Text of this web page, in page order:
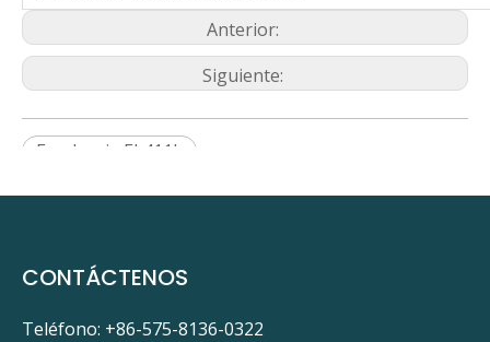
Anterior:
Siguiente:
Excelencia EL411L
Servicios de tratamiento de agua ATS4-450
Glasco L-062418
Horizontes ideales SVEH-7
CONTÁCTENOS
Teléfono: +86-575-8136-0322